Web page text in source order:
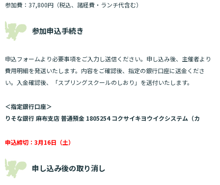
参加費：37,800円（税込、諸経費・ランチ代含む）
参加申込手続き
申込フォームより必要事項をご入力し送信ください。申し込み後、主催者より
費用明細を発送いたします。内容をご確認後、指定の銀行口座に送金くださ
い。入金確認後、「スプリングスクールのしおり」を送付いたします。
＜指定銀行口座＞
りそな銀行 麻布支店 普通預金 1805254 コクサイキヨウイクシステム（カ
申込締切：3月16日（土）
申し込み後の取り消し